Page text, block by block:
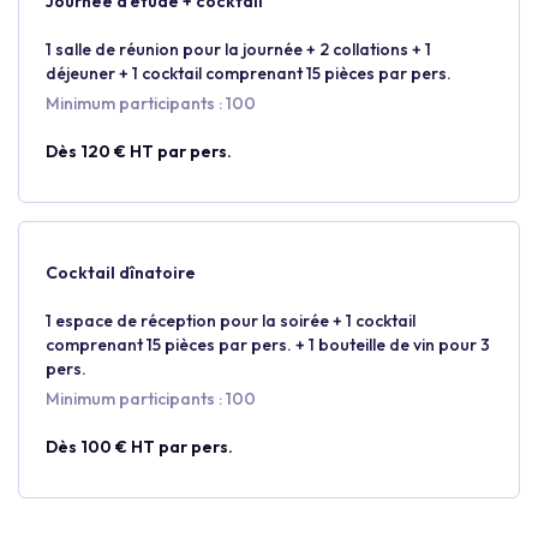
1 salle de réunion pour la journée + 2 collations + 1
déjeuner + 1 cocktail comprenant 15 pièces par pers.
Minimum participants : 100
Dès 120 € HT par pers.
Cocktail dînatoire
1 espace de réception pour la soirée + 1 cocktail
comprenant 15 pièces par pers. + 1 bouteille de vin pour 3
pers.
Minimum participants : 100
Dès 100 € HT par pers.